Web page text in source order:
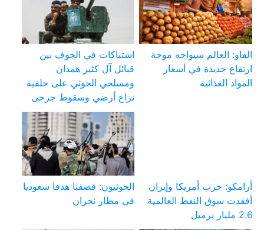
الفاو: العالم سيواجه موجة
ارتفاع جديدة في أسعار
المواد الغذائية
اشتباكات في الجوف بين
قبائل آل كثير همدان
ومسلحي الحوثي على خلفية
نزاع أرضي وسقوط جرحى
أرامكو: حرب أمريكا وإيران
أفقدت سوق النفط العالمية
2.6 مليار برميل
الحوثيون: قصفنا هدفا سعوديا
في مطار نجران